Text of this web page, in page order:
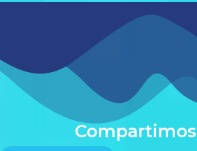
Compartimos